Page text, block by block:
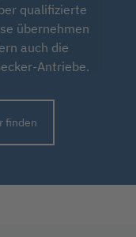
qualifizierte
übernehmen
auch die
Antriebe.
finden